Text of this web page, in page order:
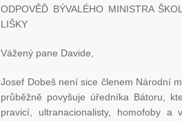
ODPOVĚĎ BÝVALÉHO MINISTRA
LIŠKY
Vážený pane Davide,
Josef Dobeš není sice členem Národní
průběžně povyšuje úředníka Bátoru,
pravicí, ultranacionalisty, homofoby a